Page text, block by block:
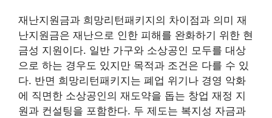
재난지원금과 희망리턴패키지의 차이점과 의미 재
난지원금은 재난으로 인한 피해를 완화하기 위한 현
금성 지원이다. 일반 가구와 소상공인 모두를 대상
으로 하는 경우도 있지만 목적과 조건은 다를 수 있
다. 반면 희망리턴패키지는 폐업 위기나 경영 악화
에 직면한 소상공인의 재도약을 돕는 창업 재정 지
원과 컨설팅을 포함한다. 두 제도는 복지성 자금과